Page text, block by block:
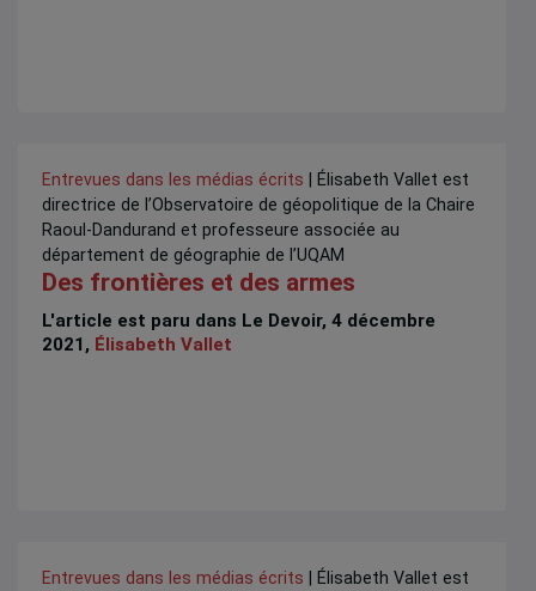
Entrevues dans les médias écrits | Élisabeth Vallet est
directrice de l’Observatoire de géopolitique de la Chaire
Raoul-Dandurand et professeure associée au
département de géographie de l’UQAM
Des frontières et des armes
L'article est paru dans Le Devoir, 4 décembre
2021, Élisabeth Vallet
Entrevues dans les médias écrits | Élisabeth Vallet est